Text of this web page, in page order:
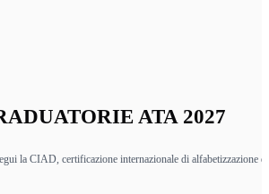
ATA 2027
la CIAD, certificazione internazionale di alfabetizzazione